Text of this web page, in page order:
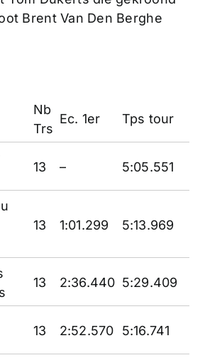
Brent Van Den Berghe
Nb
Trs
Ec. 1er Tps tour
13 – 5:05.551
13 1:01.299 5:13.969
13 2:36.440 5:29.409
13 2:52.570 5:16.741